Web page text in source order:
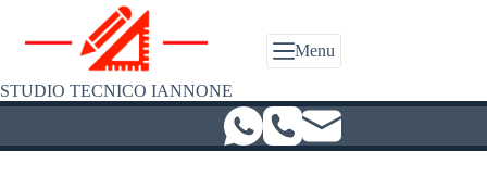
contenuto
STUDIO TECNICO IANNONE
Menu